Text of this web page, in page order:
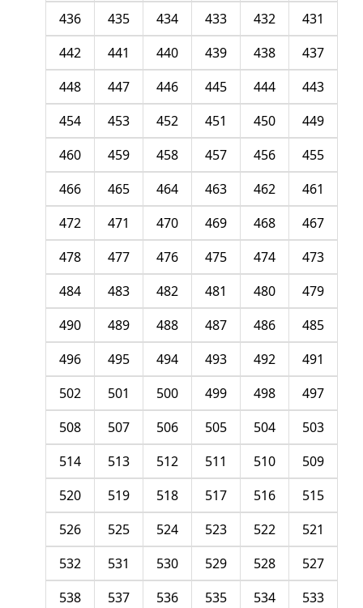
431
432
433
434
435
436
437
438
439
440
441
442
443
444
445
446
447
448
449
450
451
452
453
454
455
456
457
458
459
460
461
462
463
464
465
466
467
468
469
470
471
472
473
474
475
476
477
478
479
480
481
482
483
484
485
486
487
488
489
490
491
492
493
494
495
496
497
498
499
500
501
502
503
504
505
506
507
508
509
510
511
512
513
514
515
516
517
518
519
520
521
522
523
524
525
526
527
528
529
530
531
532
533
534
535
536
537
538